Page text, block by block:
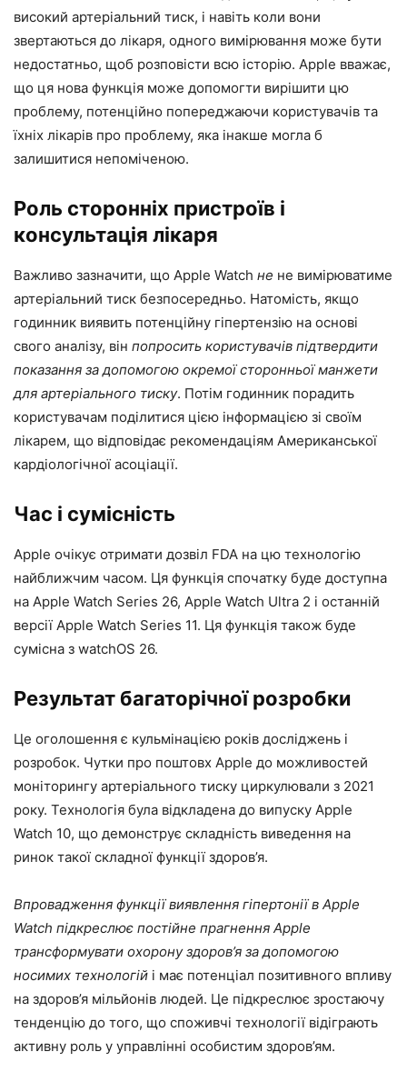
високий артеріальний тиск, і навіть коли вони
звертаються до лікаря, одного вимірювання може бути
недостатньо, щоб розповісти всю історію. Apple вважає,
що ця нова функція може допомогти вирішити цю
проблему, потенційно попереджаючи користувачів та
їхніх лікарів про проблему, яка інакше могла б
залишитися непоміченою.
Роль сторонніх пристроїв і
консультація лікаря
Важливо зазначити, що Apple Watch не не вимірюватиме
артеріальний тиск безпосередньо. Натомість, якщо
годинник виявить потенційну гіпертензію на основі
свого аналізу, він попросить користувачів підтвердити
показання за допомогою окремої сторонньої манжети
для артеріального тиску. Потім годинник порадить
користувачам поділитися цією інформацією зі своїм
лікарем, що відповідає рекомендаціям Американської
кардіологічної асоціації.
Час і сумісність
Apple очікує отримати дозвіл FDA на цю технологію
найближчим часом. Ця функція спочатку буде доступна
на Apple Watch Series 26, Apple Watch Ultra 2 і останній
версії Apple Watch Series 11. Ця функція також буде
сумісна з watchOS 26.
Результат багаторічної розробки
Це оголошення є кульмінацією років досліджень і
розробок. Чутки про поштовх Apple до можливостей
моніторингу артеріального тиску циркулювали з 2021
року. Технологія була відкладена до випуску Apple
Watch 10, що демонструє складність виведення на
ринок такої складної функції здоров’я.
Впровадження функції виявлення гіпертонії в Apple
Watch підкреслює постійне прагнення Apple
трансформувати охорону здоров’я за допомогою
носимих технологій і має потенціал позитивного впливу
на здоров’я мільйонів людей. Це підкреслює зростаючу
тенденцію до того, що споживчі технології відіграють
активну роль у управлінні особистим здоров’ям.